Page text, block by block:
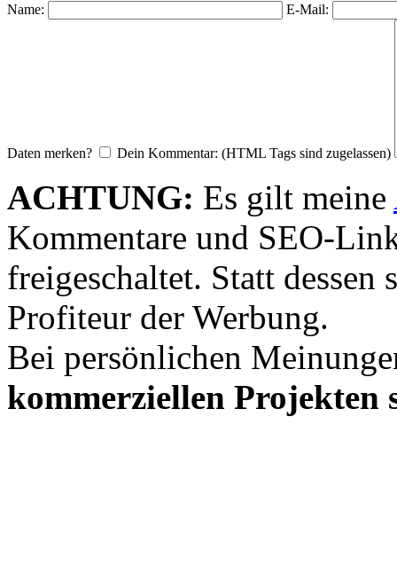
Name: E-Mail:
Daten merken? Dein Kommentar: (HTML Tags sind zugelassen)
ACHTUNG: Es gilt meine
Kommentare und SEO-
freigeschaltet. Statt dessen
Profiteur der Werbung.
Bei persönlichen
kommerziellen Projekten